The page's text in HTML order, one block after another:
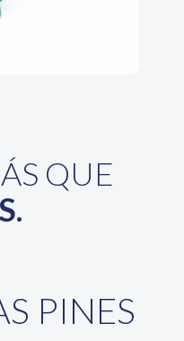
QUE
PINES